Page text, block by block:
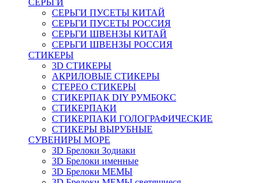
СЕРЬГИ
СЕРЬГИ ПУСЕТЫ КИТАЙ
СЕРЬГИ ПУСЕТЫ РОССИЯ
СЕРЬГИ ШВЕНЗЫ КИТАЙ
СЕРЬГИ ШВЕНЗЫ РОССИЯ
СТИКЕРЫ
3D СТИКЕРЫ
АКРИЛОВЫЕ СТИКЕРЫ
СТЕРЕО СТИКЕРЫ
СТИКЕРПАК DIY РУМБОКС
СТИКЕРПАКИ
СТИКЕРПАКИ ГОЛОГРАФИЧЕСКИЕ
СТИКЕРЫ ВЫРУБНЫЕ
СУВЕНИРЫ МОРЕ
3D Брелоки Зодиаки
3D Брелоки именные
3D Брелоки МЕМЫ